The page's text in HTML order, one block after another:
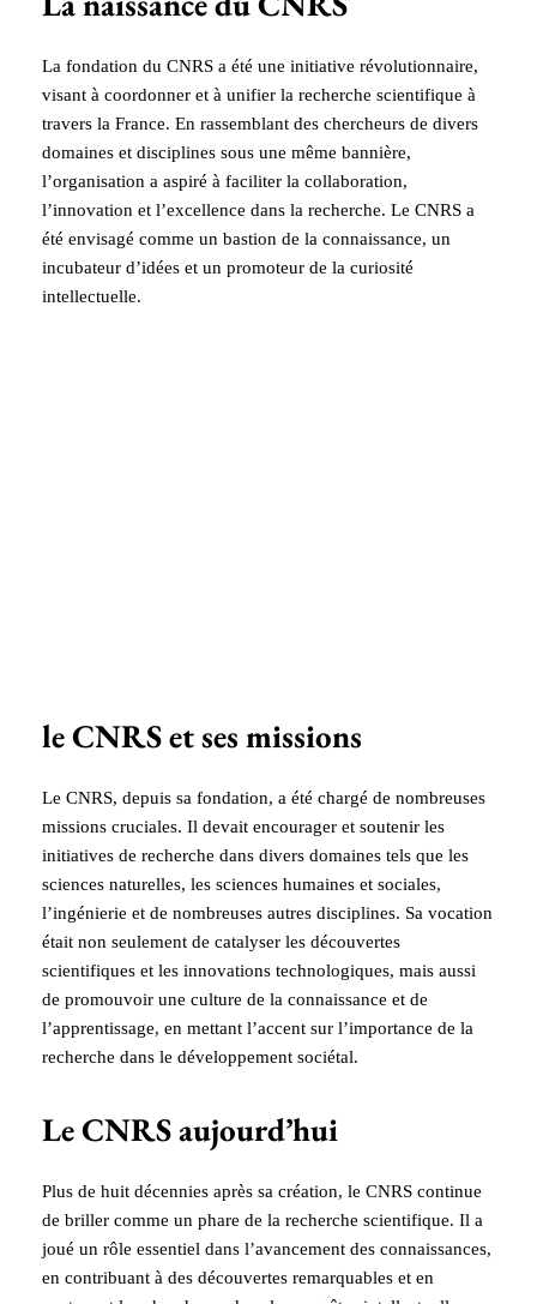
La fondation du CNRS a été une initiative révolutionnaire,
visant à coordonner et à unifier la recherche scientifique à
travers la France. En rassemblant des chercheurs de divers
domaines et disciplines sous une même bannière,
l’organisation a aspiré à faciliter la collaboration,
l’innovation et l’excellence dans la recherche. Le CNRS a
été envisagé comme un bastion de la connaissance, un
incubateur d’idées et un promoteur de la curiosité
intellectuelle.
le CNRS et ses missions
Le CNRS, depuis sa fondation, a été chargé de nombreuses
missions cruciales. Il devait encourager et soutenir les
initiatives de recherche dans divers domaines tels que les
sciences naturelles, les sciences humaines et sociales,
l’ingénierie et de nombreuses autres disciplines. Sa vocation
était non seulement de catalyser les découvertes
scientifiques et les innovations technologiques, mais aussi
de promouvoir une culture de la connaissance et de
l’apprentissage, en mettant l’accent sur l’importance de la
recherche dans le développement sociétal.
Le CNRS aujourd’hui
Plus de huit décennies après sa création, le CNRS continue
de briller comme un phare de la recherche scientifique. Il a
joué un rôle essentiel dans l’avancement des connaissances,
en contribuant à des découvertes remarquables et en